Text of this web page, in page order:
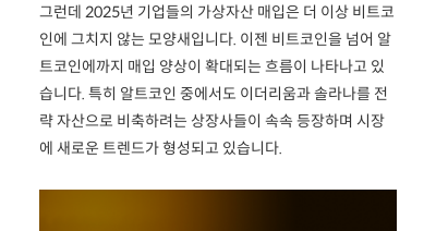
그런데 2025년 기업들의 가상자산 매입은 더 이상 비트코
인에 그치지 않는 모양새입니다. 이젠 비트코인을 넘어 알
트코인에까지 매입 양상이 확대되는 흐름이 나타나고 있
습니다. 특히 알트코인 중에서도 이더리움과 솔라나를 전
략 자산으로 비축하려는 상장사들이 속속 등장하며 시장
에 새로운 트렌드가 형성되고 있습니다.